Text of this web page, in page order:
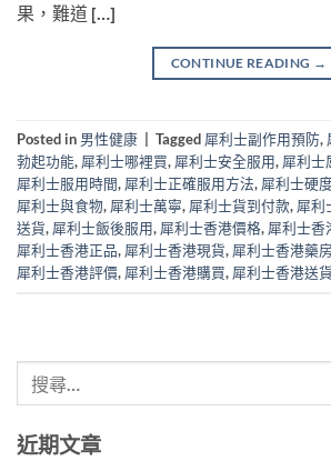
果，難道 […]
CONTINUE READING →
Posted in 男性健康 Tagged 犀利士副作用預防,
勃起功能, 犀利士哪裡買, 犀利士安全服用, 犀利士
犀利士服用時間, 犀利士正確服用方法, 犀利士硬
犀利士與食物, 犀利士萬寧, 犀利士貨到付款, 犀利
送貨, 犀利士飯後服用, 犀利士香港價格, 犀利士香
犀利士香港正品, 犀利士香港現貨, 犀利士香港藥房
犀利士香港評價, 犀利士香港購買, 犀利士香港送貨
近期文章